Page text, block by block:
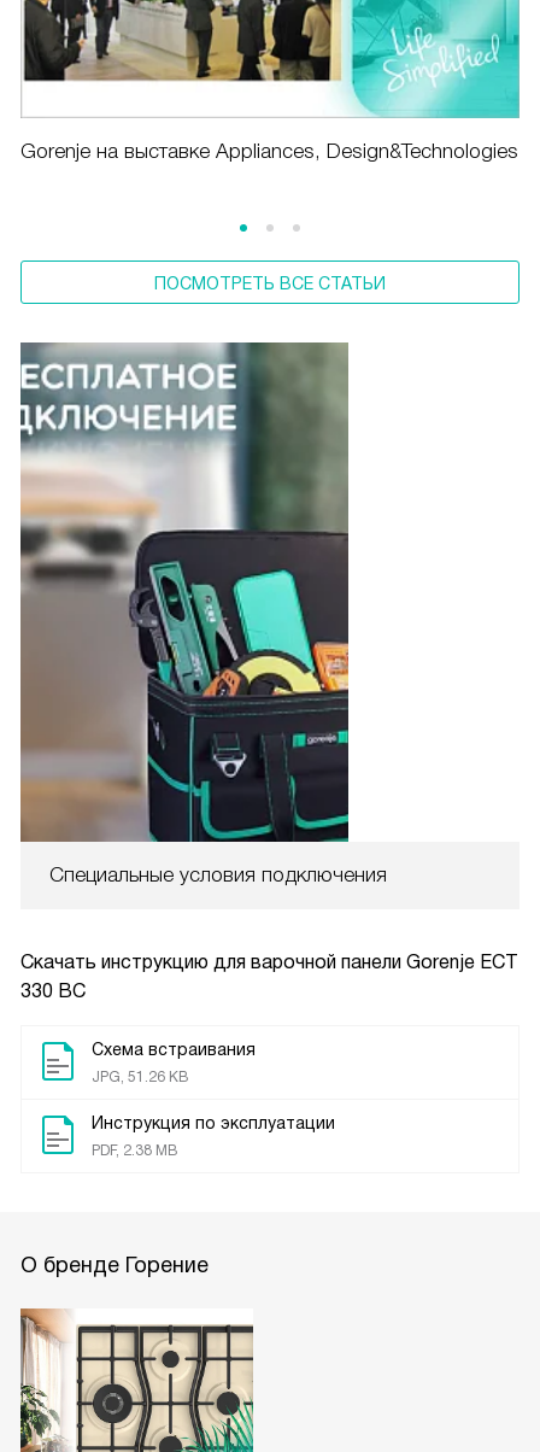
Специальные условия подключения
Скачать инструкцию для варочной панели Gorenje ECT
330 BC
Схема встраивания
JPG, 51.26 KB
Инструкция по эксплуатации
PDF, 2.38 MB
Gorenje на выставке Appliances, Design&Technologies
ПОСМОТРЕТЬ ВСЕ СТАТЬИ
О бренде Горение